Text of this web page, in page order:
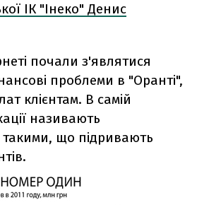
ІК "Інеко" Денис
почали з'являтися
проблеми в "Оранті",
клієнтам. В самій
називають
такими, що підривають